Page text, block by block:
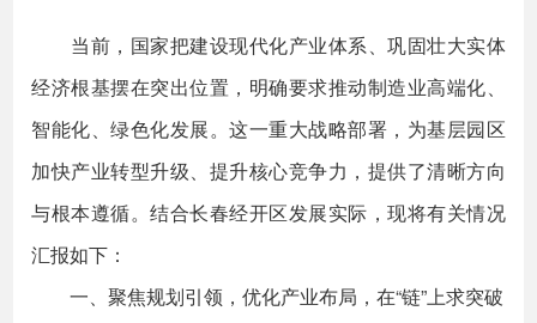
当前，国家把建设现代化产业体系、巩固壮大实体
经济根基摆在突出位置，明确要求推动制造业高端化、
智能化、绿色化发展。这一重大战略部署，为基层园区
加快产业转型升级、提升核心竞争力，提供了清晰方向
与根本遵循。结合长春经开区发展实际，现将有关情况
汇报如下：
一、聚焦规划引领，优化产业布局，在“链”上求突破